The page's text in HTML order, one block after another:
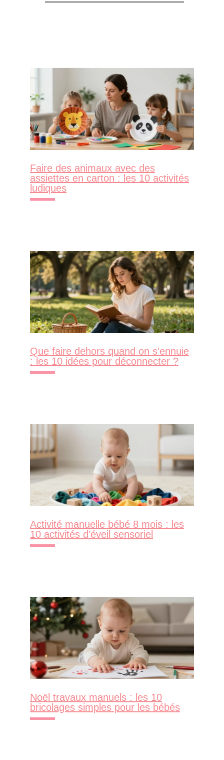
Faire des animaux avec des
assiettes en carton : les 10 activités
ludiques
Que faire dehors quand on s’ennuie
: les 10 idées pour déconnecter ?
Activité manuelle bébé 8 mois : les
10 activités d’éveil sensoriel
Noël travaux manuels : les 10
bricolages simples pour les bébés